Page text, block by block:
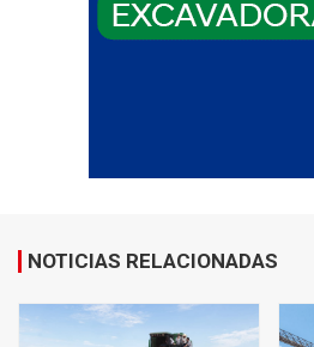
NOTICIAS RELACIONADAS